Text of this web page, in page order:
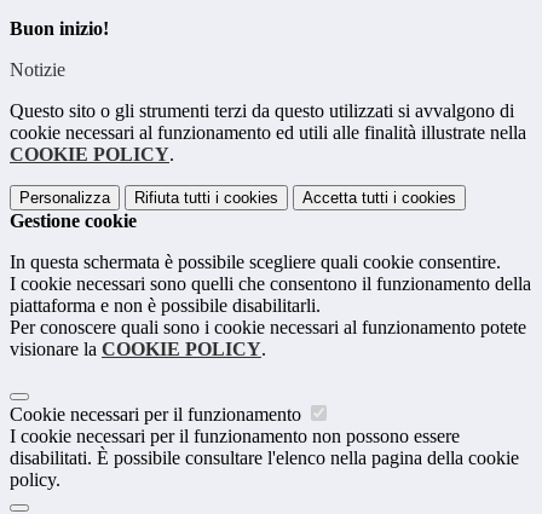
Buon inizio!
Notizie
Questo sito o gli strumenti terzi da questo utilizzati si avvalgono di
cookie necessari al funzionamento ed utili alle finalità illustrate nella
COOKIE POLICY.
Personalizza Rifiuta tutti i cookies Accetta tutti i cookies
Gestione cookie
In questa schermata è possibile scegliere quali cookie consentire.
I cookie necessari sono quelli che consentono il funzionamento della
piattaforma e non è possibile disabilitarli.
Per conoscere quali sono i cookie necessari al funzionamento potete
visionare la COOKIE POLICY.
Cookie necessari per il funzionamento
I cookie necessari per il funzionamento non possono essere
disabilitati. È possibile consultare l'elenco nella pagina della cookie
policy.